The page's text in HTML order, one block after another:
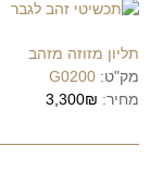
תליון מזוזה מזהב
מק"ט: G0200
מחיר: 3,300₪